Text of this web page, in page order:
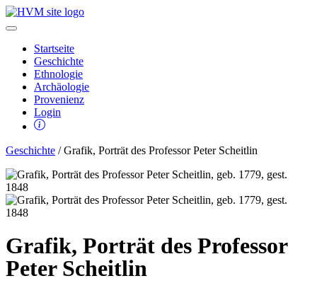
Startseite
Geschichte
Ethnologie
Archäologie
Provenienz
Login
Geschichte / Grafik, Porträt des Professor Peter Scheitlin
Grafik, Porträt des Professor
Peter Scheitlin